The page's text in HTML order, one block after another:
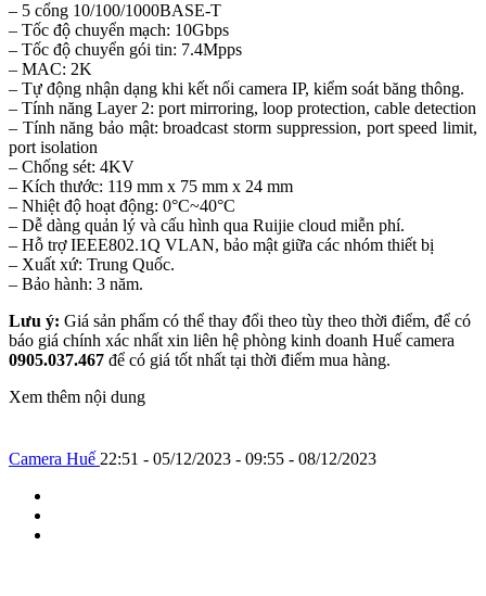
– 5 cổng 10/100/1000BASE-T
– Tốc độ chuyển mạch: 10Gbps
– Tốc độ chuyển gói tin: 7.4Mpps
– MAC: 2K
– Tự động nhận dạng khi kết nối camera IP, kiểm soát băng thông.
– Tính năng Layer 2: port mirroring, loop protection, cable detection
– Tính năng bảo mật: broadcast storm suppression, port speed limit,
port isolation
– Chống sét: 4KV
– Kích thước: 119 mm x 75 mm x 24 mm
– Nhiệt độ hoạt động: 0°C~40°C
– Dễ dàng quản lý và cấu hình qua Ruijie cloud miễn phí.
– Hỗ trợ IEEE802.1Q VLAN, bảo mật giữa các nhóm thiết bị
– Xuất xứ: Trung Quốc.
– Bảo hành: 3 năm.
Lưu ý: Giá sản phẩm có thể thay đổi theo tùy theo thời điểm, để có
báo giá chính xác nhất xin liên hệ phòng kinh doanh Huế camera
0905.037.467 để có giá tốt nhất tại thời điểm mua hàng.
Xem thêm nội dung
Camera Huế 22:51 - 05/12/2023 - 09:55 - 08/12/2023